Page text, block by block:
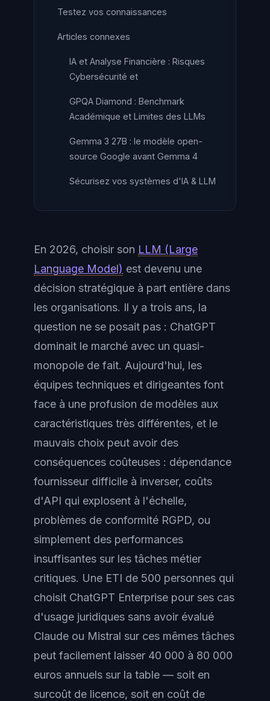
Testez vos connaissances
Articles connexes
IA et Analyse Financière : Risques
Cybersécurité et
GPQA Diamond : Benchmark
Académique et Limites des LLMs
Gemma 3 27B : le modèle open-
source Google avant Gemma 4
Sécurisez vos systèmes d'IA & LLM
En 2026, choisir son LLM (Large
Language Model) est devenu une
décision stratégique à part entière dans
les organisations. Il y a trois ans, la
question ne se posait pas : ChatGPT
dominait le marché avec un quasi-
monopole de fait. Aujourd'hui, les
équipes techniques et dirigeantes font
face à une profusion de modèles aux
caractéristiques très différentes, et le
mauvais choix peut avoir des
conséquences coûteuses : dépendance
fournisseur difficile à inverser, coûts
d'API qui explosent à l'échelle,
problèmes de conformité RGPD, ou
simplement des performances
insuffisantes sur les tâches métier
critiques. Une ETI de 500 personnes qui
choisit ChatGPT Enterprise pour ses cas
d'usage juridiques sans avoir évalué
Claude ou Mistral sur ces mêmes tâches
peut facilement laisser 40 000 à 80 000
euros annuels sur la table — soit en
surcoût de licence, soit en coût de